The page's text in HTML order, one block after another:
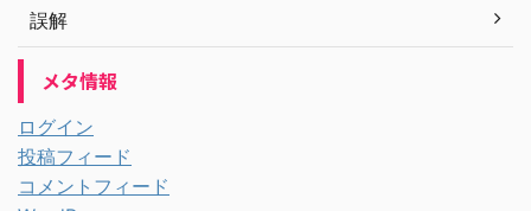
誤解
メタ情報
ログイン
投稿フィード
コメントフィード